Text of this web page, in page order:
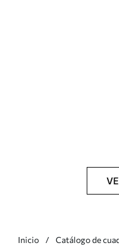
Inicio Catálogo de